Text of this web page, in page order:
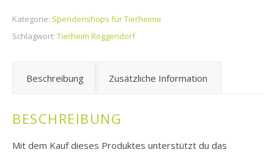
Kategorie: Spendenshops für Tierheime
Schlagwort: Tierheim Roggendorf
Beschreibung Zusätzliche Information
BESCHREIBUNG
Mit dem Kauf dieses Produktes unterstützt du das